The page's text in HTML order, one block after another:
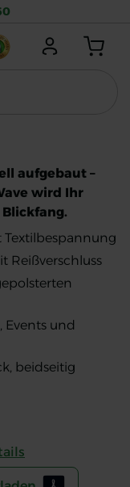
Anmelden Warenkorb
aufgebaut –
wird Ihr
Reißverschluss
Events und
beidseitig